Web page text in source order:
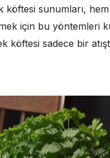
sunumları,
için bu yöntemleri
köftesi sadece bir